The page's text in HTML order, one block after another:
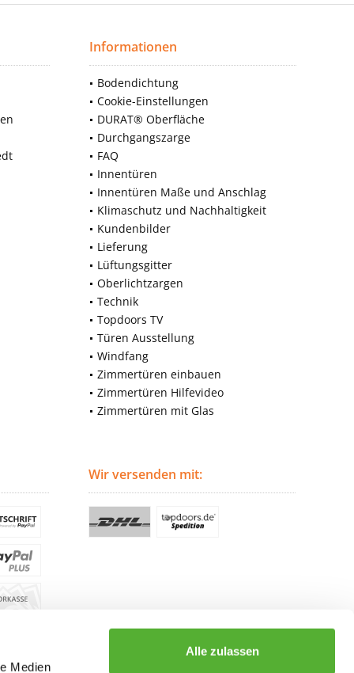
Medien
Alle zulassen
Informationen
Bodendichtung
Cookie-Einstellungen
DURAT® Oberfläche
Durchgangszarge
FAQ
Innentüren
Innentüren Maße und Anschlag
Klimaschutz und Nachhaltigkeit
Kundenbilder
Lieferung
Lüftungsgitter
Oberlichtzargen
Technik
Topdoors TV
Türen Ausstellung
Windfang
Zimmertüren einbauen
Zimmertüren Hilfevideo
Zimmertüren mit Glas
Wir versenden mit: